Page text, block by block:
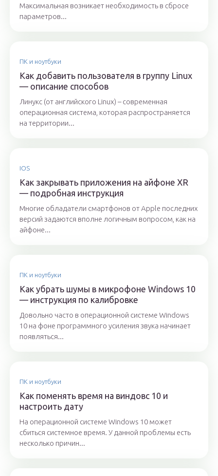
Максимальная возникает необходимость в сбросе
параметров...
ПК и ноутбуки
Как добавить пользователя в группу Linux
— описание способов
Линукс (от английского Linux) – современная
операционная система, которая распространяется
на территории...
IOS
Как закрывать приложения на айфоне XR
— подробная инструкция
Многие обладатели смартфонов от Apple последних
версий задаются вполне логичным вопросом, как на
айфоне...
ПК и ноутбуки
Как убрать шумы в микрофоне Windows 10
— инструкция по калибровке
Довольно часто в операционной системе Windows
10 на фоне программного усиления звука начинает
появляться...
ПК и ноутбуки
Как поменять время на виндовс 10 и
настроить дату
На операционной системе Windows 10 может
сбиться системное время. У данной проблемы есть
несколько причин...